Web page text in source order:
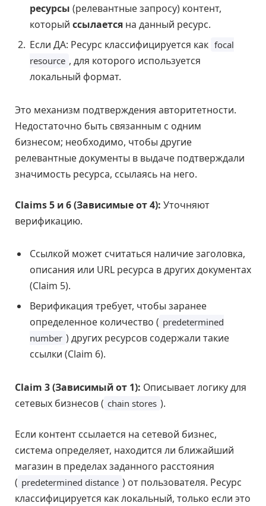
ресурсы (релевантные запросу) контент,
который ссылается на данный ресурс.
Если ДА: Ресурс классифицируется как focal
resource , для которого используется
локальный формат.
Это механизм подтверждения авторитетности.
Недостаточно быть связанным с одним
бизнесом; необходимо, чтобы другие
релевантные документы в выдаче подтверждали
значимость ресурса, ссылаясь на него.
Claims 5 и 6 (Зависимые от 4): Уточняют
верификацию.
Ссылкой может считаться наличие заголовка,
описания или URL ресурса в других документах
(Claim 5).
Верификация требует, чтобы заранее
определенное количество ( predetermined
number ) других ресурсов содержали такие
ссылки (Claim 6).
Claim 3 (Зависимый от 1): Описывает логику для
сетевых бизнесов ( chain stores ).
Если контент ссылается на сетевой бизнес,
система определяет, находится ли ближайший
магазин в пределах заданного расстояния
( predetermined distance ) от пользователя. Ресурс
классифицируется как локальный, только если это